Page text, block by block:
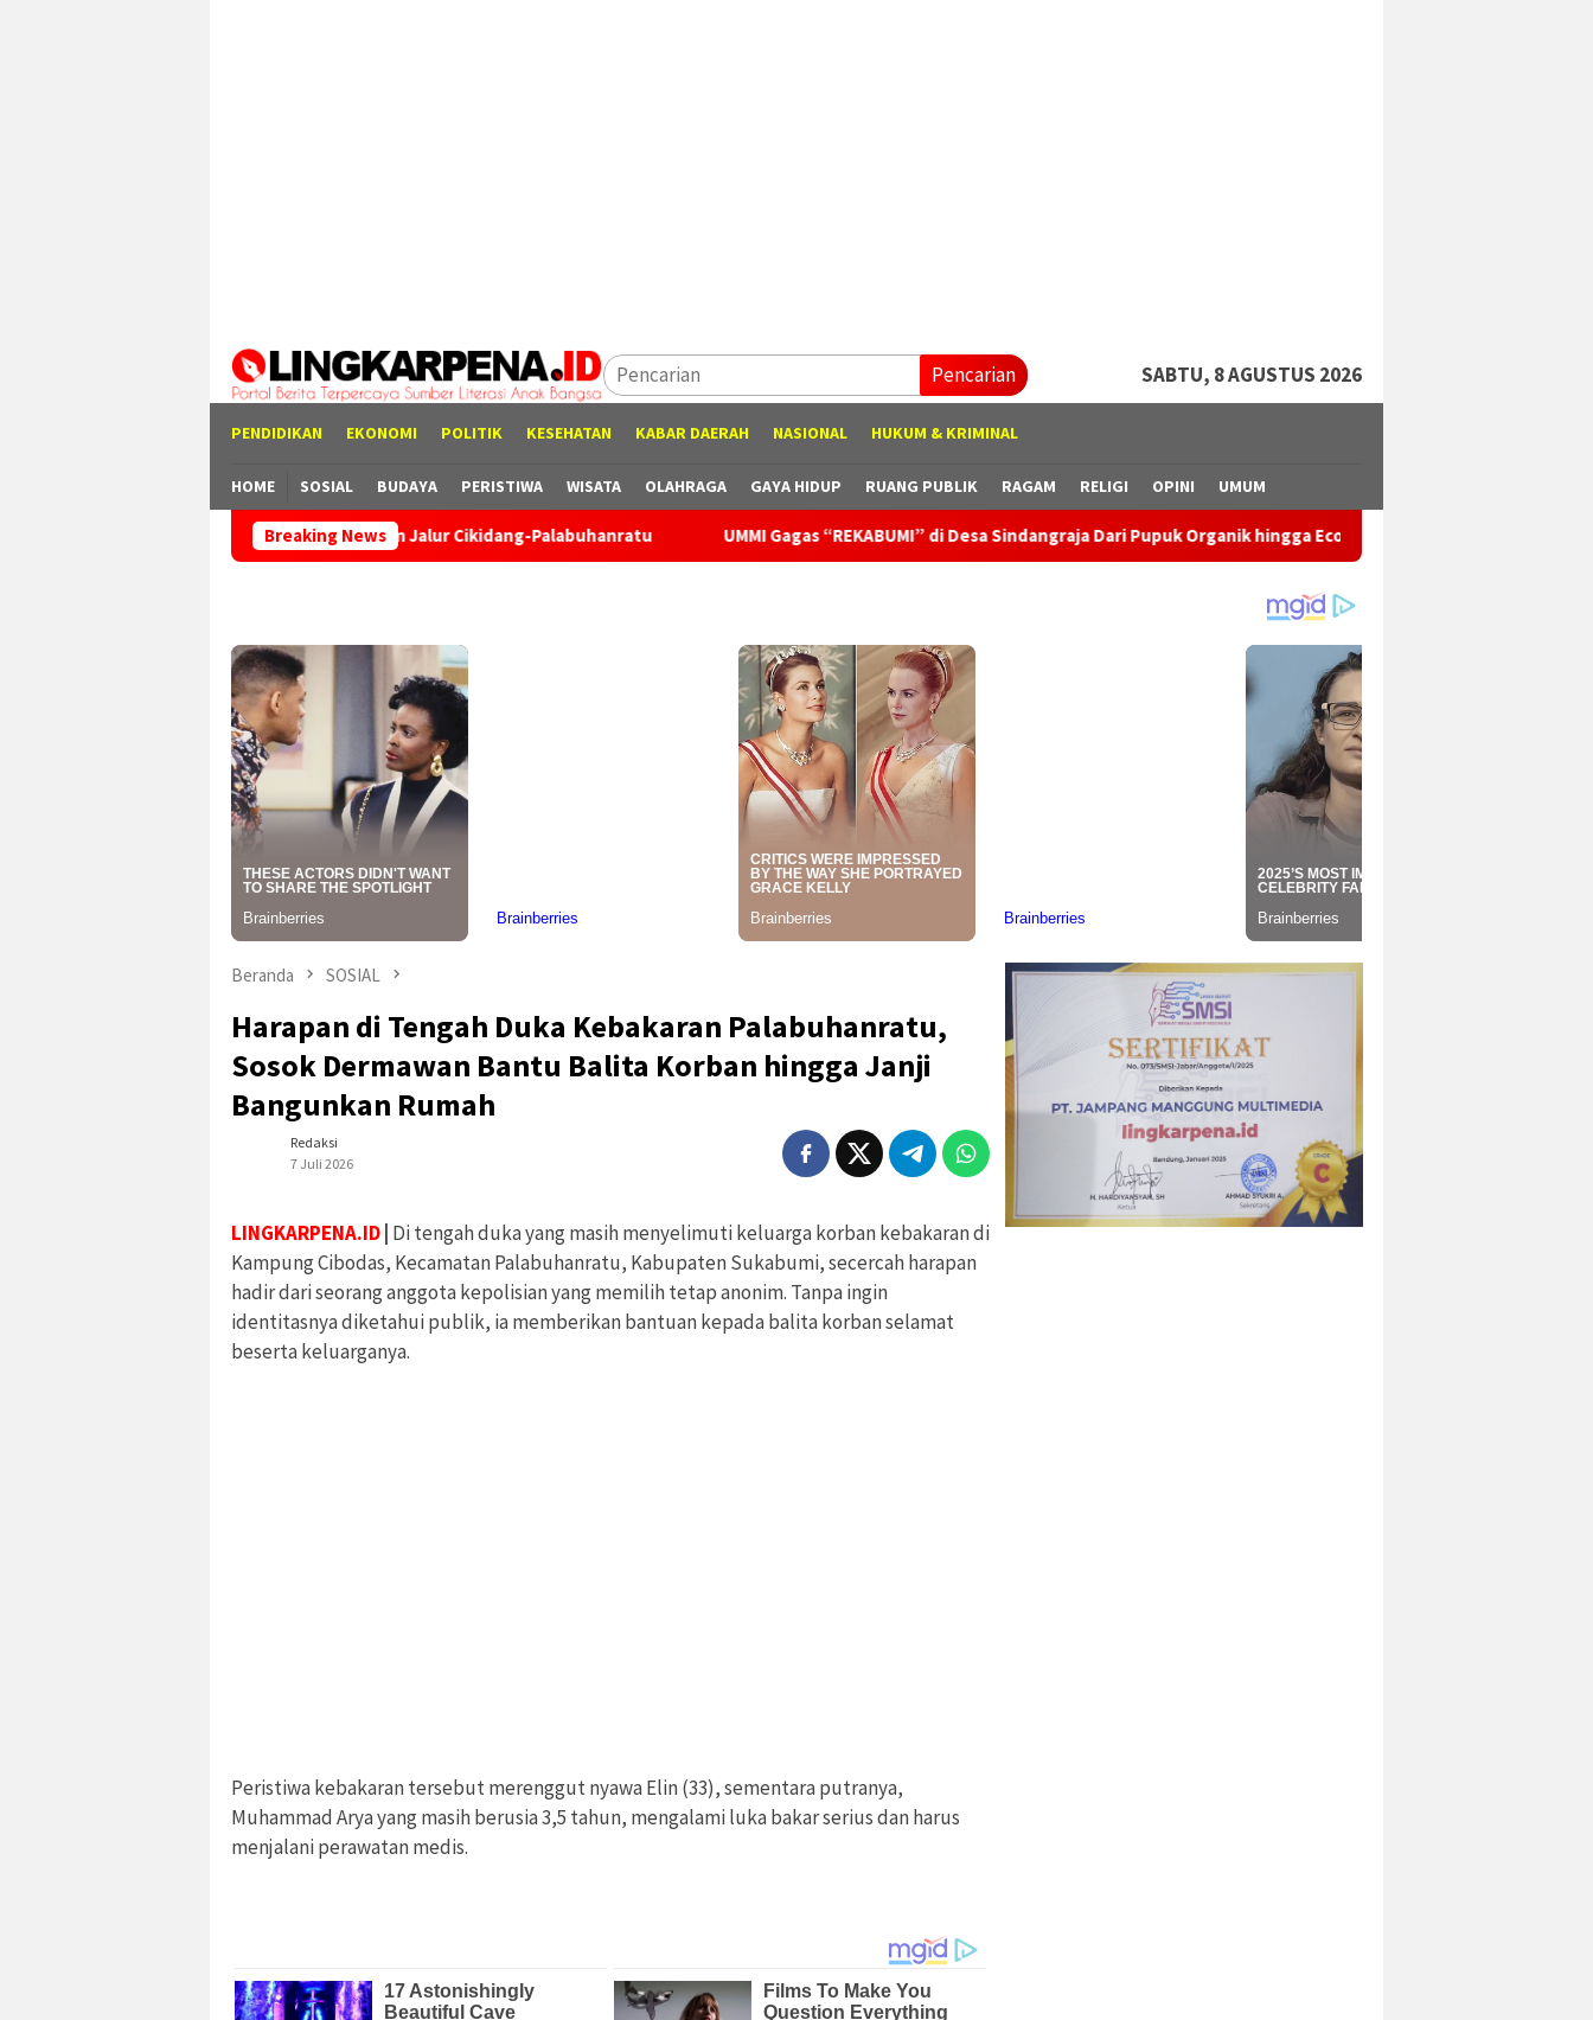
Pencarian SABTU, 8 AGUSTUS 2026
PENDIDIKAN EKONOMI POLITIK KESEHATAN KABAR DAERAH NASIONAL HUKUM & KRIMINAL
HOME SOSIAL BUDAYA PERISTIWA WISATA OLAHRAGA GAYA HIDUP RUANG PUBLIK RAGAM RELIGI OPINI UMUM
Breaking News
Truk Terperosok di Tikungan Jalur Cikidang-Palabuhanratu UMMI Gagas “REKABUMI” di Desa Sindangraja Dari Pupuk Organik hingga Eco-School Mahasiswa KKN OVOD Kelompok 05
Beranda SOSIAL
Harapan di Tengah Duka Kebakaran Palabuhanratu,
Sosok Dermawan Bantu Balita Korban hingga Janji
Bangunkan Rumah
Redaksi
7 Juli 2026
LINGKARPENA.ID Di tengah duka yang masih menyelimuti keluarga korban kebakaran di
Kampung Cibodas, Kecamatan Palabuhanratu, Kabupaten Sukabumi, secercah harapan
hadir dari seorang anggota kepolisian yang memilih tetap anonim. Tanpa ingin
identitasnya diketahui publik, ia memberikan bantuan kepada balita korban selamat
beserta keluarganya.
Peristiwa kebakaran tersebut merenggut nyawa Elin (33), sementara putranya,
Muhammad Arya yang masih berusia 3,5 tahun, mengalami luka bakar serius dan harus
menjalani perawatan medis.